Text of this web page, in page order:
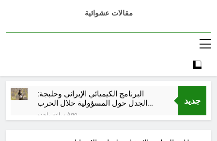
مقالات عشوائية
جديد
البرنامج الكيميائي الإيراني وحلبجة:
الجدل حول المسؤولية خلال الحرب
الإيرانية–العراقية
ساعة واحدة Ago